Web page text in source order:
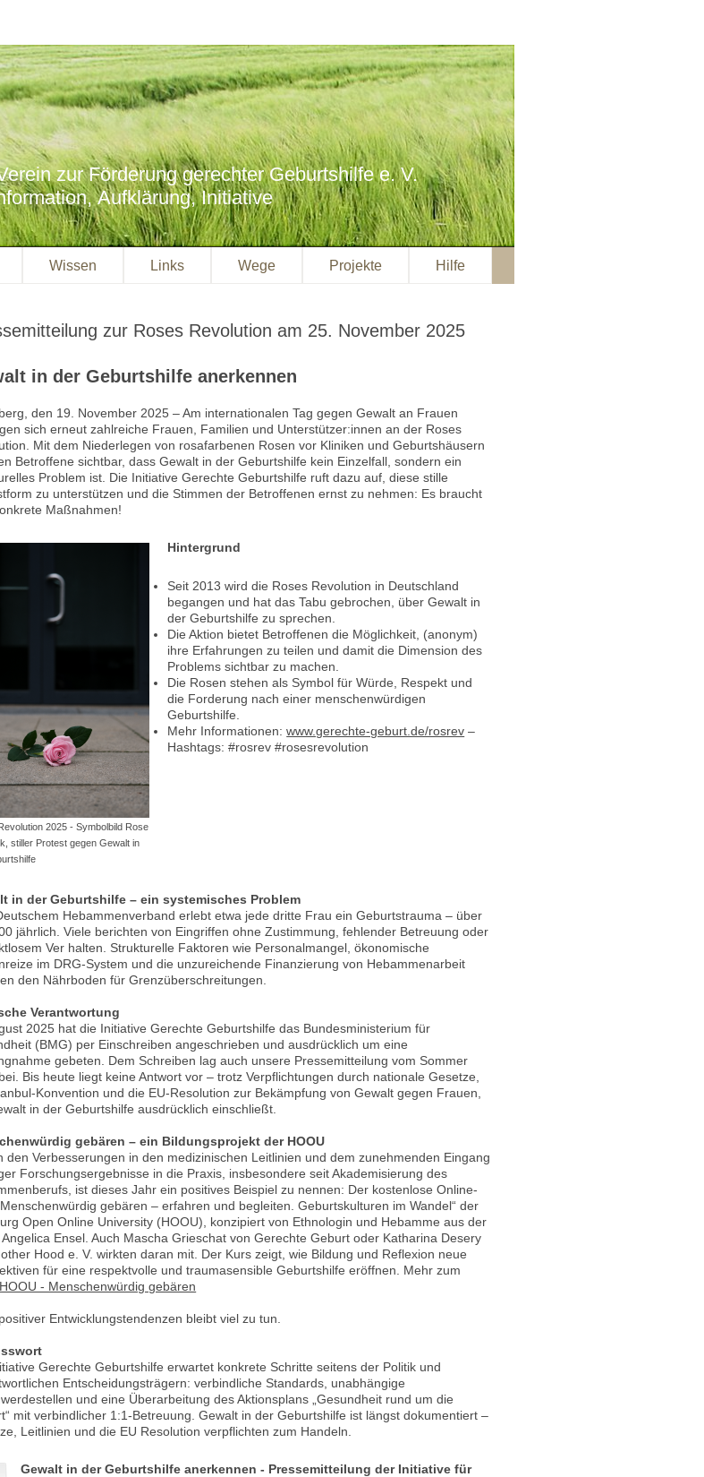
zur Förderung gerechter Geburtshilfe e. V.
Aufklärung, Initiative
Wissen Links Wege Projekte Hilfe
zur Roses Revolution am 25. November 2025
in der Geburtshilfe anerkennen
den 19. November 2025 – Am internationalen Tag gegen Gewalt an Frauen
sich erneut zahlreiche Frauen, Familien und Unterstützer:innen an der Roses
Mit dem Niederlegen von rosafarbenen Rosen vor Kliniken und Geburtshäusern
Betroffene sichtbar, dass Gewalt in der Geburtshilfe kein Einzelfall, sondern ein
Problem ist. Die Initiative Gerechte Geburtshilfe ruft dazu auf, diese stille
zu unterstützen und die Stimmen der Betroffenen ernst zu nehmen: Es braucht
Maßnahmen!
2025 - Symbolbild Rose
stiller Protest gegen Gewalt in
Hintergrund
Seit 2013 wird die Roses Revolution in Deutschland
begangen und hat das Tabu gebrochen, über Gewalt in
der Geburtshilfe zu sprechen.
Die Aktion bietet Betroffenen die Möglichkeit, (anonym)
ihre Erfahrungen zu teilen und damit die Dimension des
Problems sichtbar zu machen.
Die Rosen stehen als Symbol für Würde, Respekt und
die Forderung nach einer menschenwürdigen
Geburtshilfe.
Mehr Informationen:www.gerechte-geburt.de/rosrev –
Hashtags: #rosrev #rosesrevolution
in der Geburtshilfe – ein systemisches Problem
Hebammenverband erlebt etwa jede dritte Frau ein Geburtstrauma – über
jährlich. Viele berichten von Eingriffen ohne Zustimmung, fehlender Betreuung oder
Ver halten. Strukturelle Faktoren wie Personalmangel, ökonomische
im DRG-System und die unzureichende Finanzierung von Hebammenarbeit
den Nährboden für Grenzüberschreitungen.
Verantwortung
2025 hat die Initiative Gerechte Geburtshilfe das Bundesministerium für
(BMG) per Einschreiben angeschrieben und ausdrücklich um eine
gebeten. Dem Schreiben lag auch unsere Pressemitteilung vom Sommer
Bis heute liegt keine Antwort vor – trotz Verpflichtungen durch nationale Gesetze,
Konvention und die EU-Resolution zur Bekämpfung von Gewalt gegen Frauen,
in der Geburtshilfe ausdrücklich einschließt.
gebären – ein Bildungsprojekt der HOOU
den Verbesserungen in den medizinischen Leitlinien und dem zunehmenden Eingang
Forschungsergebnisse in die Praxis, insbesondere seit Akademisierung des
ist dieses Jahr ein positives Beispiel zu nennen: Der kostenlose Online-
gebären – erfahren und begleiten. Geburtskulturen im Wandel“ der
Open Online University (HOOU), konzipiert von Ethnologin und Hebamme aus der
Angelica Ensel. Auch Mascha Grieschat von Gerechte Geburt oder Katharina Desery
Hood e. V. wirkten daran mit. Der Kurs zeigt, wie Bildung und Reflexion neue
für eine respektvolle und traumasensible Geburtshilfe eröffnen. Mehr zum
HOOU - Menschenwürdig gebären
Entwicklungstendenzen bleibt viel zu tun.
Gerechte Geburtshilfe erwartet konkrete Schritte seitens der Politik und
Entscheidungsträgern: verbindliche Standards, unabhängige
und eine Überarbeitung des Aktionsplans „Gesundheit rund um die
mit verbindlicher 1:1-Betreuung. Gewalt in der Geburtshilfe ist längst dokumentiert –
Leitlinien und die EU Resolution verpflichten zum Handeln.
Gewalt in der Geburtshilfe anerkennen - Pressemitteilung der Initiative für